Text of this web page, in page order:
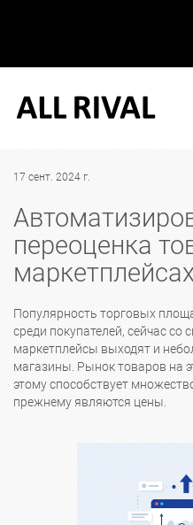
17 сент. 2024 г.
переоценка
Популярность торговых
среди покупателей, сейчас со
маркетплейсы выходят и
магазины. Рынок товаров на
этому способствует
прежнему являются цены.